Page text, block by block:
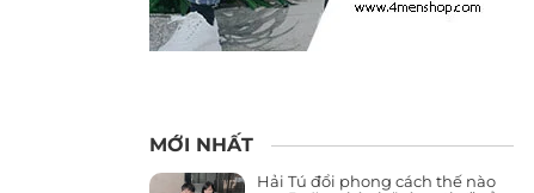
MỚI NHẤT
Hải Tú đổi phong cách thế nào